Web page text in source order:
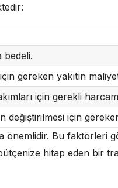
bedeli.
gereken yakıtın
için gerekli
değiştirilmesi için
Bu faktörleri
hitap eden bir